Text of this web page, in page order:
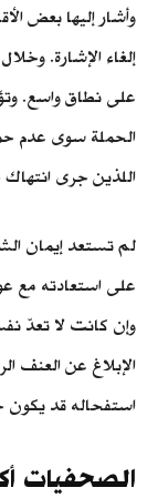
وأشار إليها بعض
إلغاء الإشارة.
على نطاق واسع.
الحملة سوى عدم
اللذين جرى
لم تستعد إيمان
على استعادته مع
وإن كانت لا تعدّ
الإبلاغ عن العنف
استفحاله قد يكون
الصحفيات